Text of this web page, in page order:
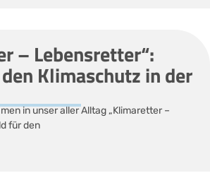
– Lebensretter“:
Klimaschutz in der
in unser aller Alltag „Klimaretter –
für den